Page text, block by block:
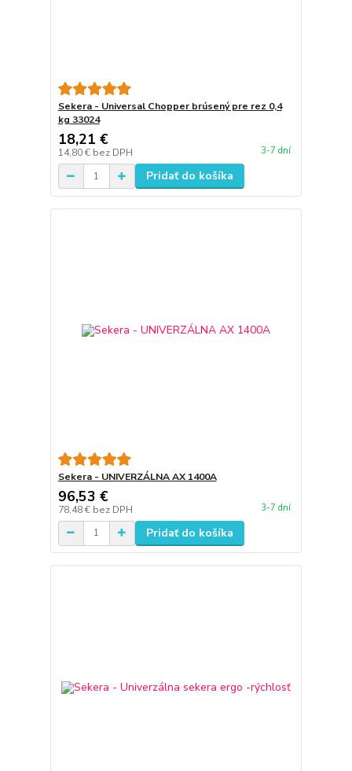
Sekera - Universal Chopper brúsený pre rez 0,4
kg 33024
18,21 €
14,80 € bez DPH 3-7 dní
Pridať do košíka
Sekera - UNIVERZÁLNA AX 1400A
96,53 €
78,48 € bez DPH 3-7 dní
Pridať do košíka